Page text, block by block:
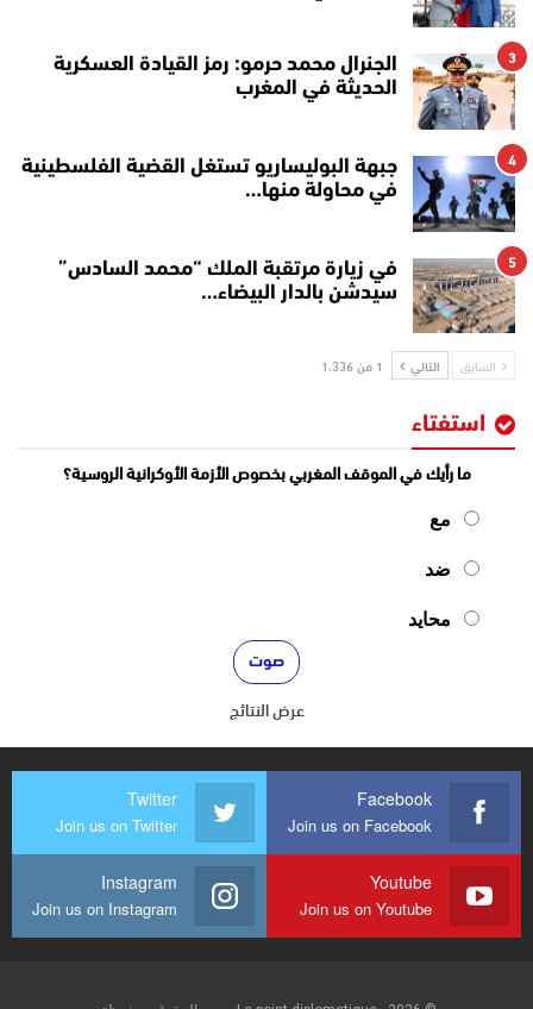
3
الجنرال محمد حرمو: رمز القيادة العسكرية
الحديثة في المغرب
4
جبهة البوليساريو تستغل القضية الفلسطينية
في محاولة منها…
5
في زيارة مرتقبة الملك “محمد السادس”
سيدشن بالدار البيضاء…
السابق التالي 1 من 1٬336
استفتاء
ما رأيك في الموقف المغربي بخصوص الأزمة الأوكرانية الروسية؟
مع
ضد
محايد
عرض النتائج
Facebook
Join us on Facebook
Twitter
Join us on Twitter
Youtube
Join us on Youtube
Instagram
Join us on Instagram